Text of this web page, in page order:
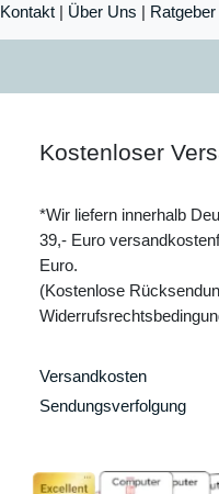
Kontakt | Über Uns | Ratgeber
Kostenloser
*Wir liefern innerhalb
39,- Euro
Euro.
(Kostenlose
Versandkosten
Sendungsverfolgung